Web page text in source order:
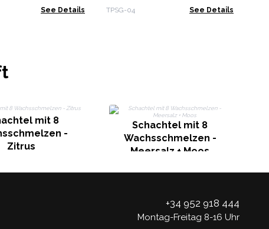
See Details TPSG-04 See Details
mit 8
-
Zitrus
Schachtel mit 8
Wachsschmelzen -
Meersalz + Moos
+34 952 918 444
Montag-Freitag 8-16 Uhr